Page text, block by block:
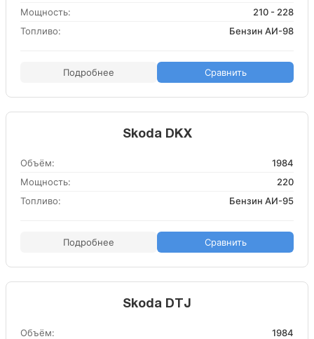
Мощность:
210 - 228
Топливо:
Бензин АИ-98
Подробнее Сравнить
Skoda DKX
Объём:
1984
Мощность:
220
Топливо:
Бензин АИ-95
Подробнее Сравнить
Skoda DTJ
Объём:
1984